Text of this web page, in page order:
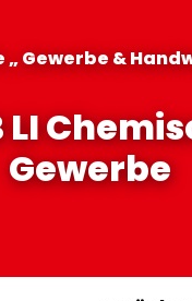
„ Gewerbe &
LI
Gewerbe